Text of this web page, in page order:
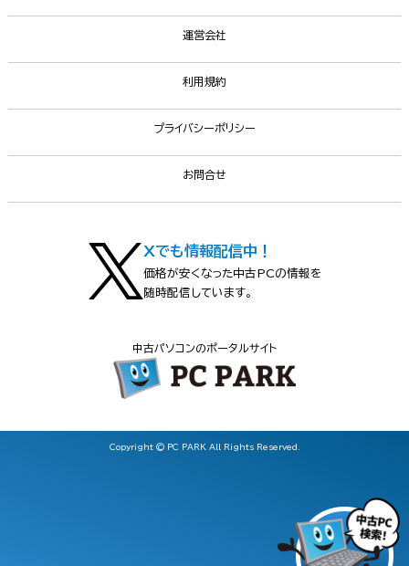
運営会社
利用規約
プライバシーポリシー
お問合せ
Xでも情報配信中！
価格が安くなった中古PCの情報を
随時配信しています。
中古パソコンのポータルサイト
Copyright © PC PARK All Rights Reserved.